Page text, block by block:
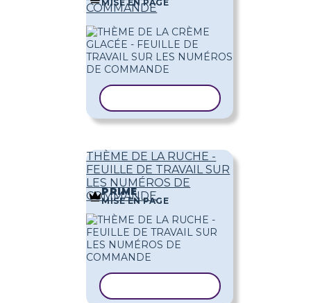
COMMANDE
MISE EN PAGE
THÈME DE LA RUCHE -
FEUILLE DE TRAVAIL SUR
LES NUMÉROS DE
COMMANDE
PRIME
MISE EN PAGE